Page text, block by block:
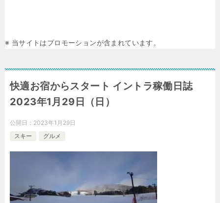
※ 当サイトはプロモーションが含まれています。
快適お宿からスタート イントラ稼働日誌
2023年1月29日（日）
公開日： 2023年1月29日
スキー
グルメ